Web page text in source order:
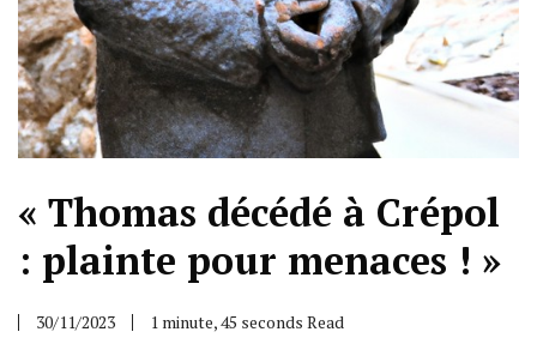
« Thomas décédé à Crépol
: plainte pour menaces ! »
30/11/2023 1 minute, 45 seconds Read